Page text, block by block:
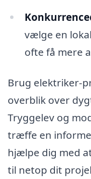
vælge en
ofte få mere
Brug elektriker-
overblik over
Tryggelev og
træffe en
hjælpe dig med
til netop dit